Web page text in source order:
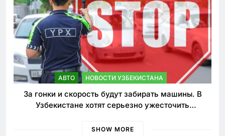
АВТО НОВОСТИ УЗБЕКИСТАНА
За гонки и скорость будут забирать машины. В
Узбекистане хотят серьезно ужесточить
SHOW MORE